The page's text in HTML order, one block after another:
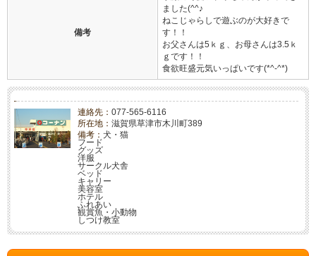
備考
ました(^^♪
ねこじゃらしで遊ぶのが大好きで
す！！
お父さんは5ｋｇ、お母さんは3.5ｋ
ｇです！！
食欲旺盛元気いっぱいです(*^-^*)
連絡先： 077-565-6116
所在地： 滋賀県草津市木川町389
備考： 犬・猫
フード
グッズ
洋服
サークル犬舎
ベッド
キャリー
美容室
ホテル
ふれあい
観賞魚・小動物
しつけ教室